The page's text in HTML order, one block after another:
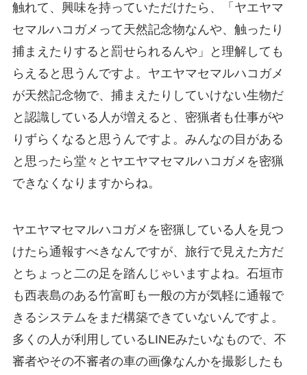
触れて、興味を持っていただけたら、「ヤエヤマ
セマルハコガメって天然記念物なんや、触ったり
捕まえたりすると罰せられるんや」と理解しても
らえると思うんですよ。ヤエヤマセマルハコガメ
が天然記念物で、捕まえたりしていけない生物だ
と認識している人が増えると、密猟者も仕事がや
りずらくなると思うんですよ。みんなの目がある
と思ったら堂々とヤエヤマセマルハコガメを密猟
できなくなりますからね。
ヤエヤマセマルハコガメを密猟している人を見つ
けたら通報すべきなんですが、旅行で見えた方だ
とちょっと二の足を踏んじゃいますよね。石垣市
も西表島のある竹富町も一般の方が気軽に通報で
きるシステムをまだ構築できていないんですよ。
多くの人が利用しているLINEみたいなもので、不
審者やその不審者の車の画像なんかを撮影したも